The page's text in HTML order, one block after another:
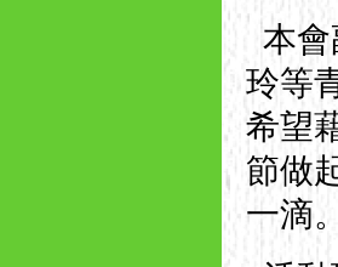
本
玲等
希望
節做
一滴。